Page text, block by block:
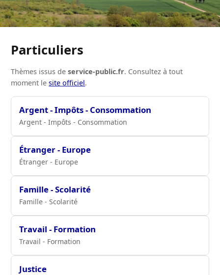
Particuliers
Thèmes issus deservice-public.fr. Consultez à tout
moment lesite officiel.
Argent - Impôts - Consommation
Argent - Impôts - Consommation
Étranger - Europe
Étranger - Europe
Famille - Scolarité
Famille - Scolarité
Travail - Formation
Travail - Formation
Justice